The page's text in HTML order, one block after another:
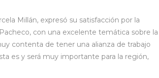
Millán, expresó su satisfacción por la
con una excelente temática sobre la
contenta de tener una alianza de trabajo
es y será muy importante para la región,